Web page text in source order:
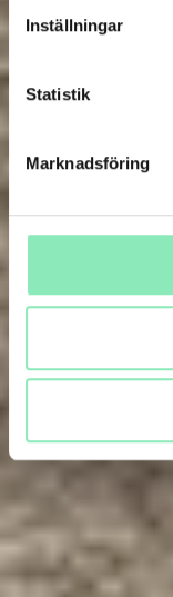
Inställningar
Statistik
Marknadsföring